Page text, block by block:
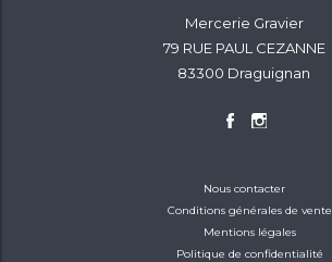
Mercerie Gravier
79 RUE PAUL CEZANNE
83300 Draguignan
Nous contacter
Conditions générales de vente
Mentions légales
Politique de confidentialité